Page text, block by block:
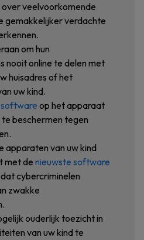
veelvoorkomende
gemakkelijker verdachte
om hun
nooit online te delen met
huisadres of het
uw kind.
op het apparaat
te beschermen tegen
apparaten van uw kind
met de nieuwste software
cybercriminelen
zwakke
ouderlijk toezicht in
van uw kind te